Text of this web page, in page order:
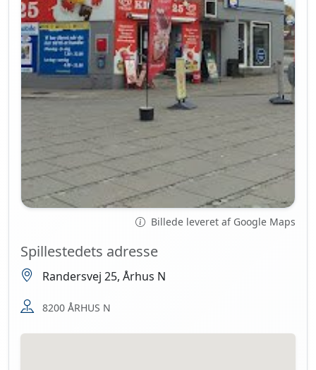
Billede leveret af Google Maps
Spillestedets adresse
Randersvej 25, Århus N
8200 ÅRHUS N